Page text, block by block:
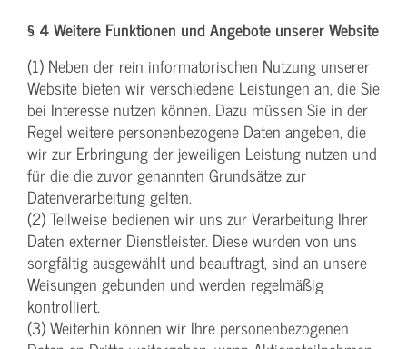
§ 4 Weitere Funktionen und Angebote unserer Website
(1) Neben der rein informatorischen Nutzung unserer
Website bieten wir verschiedene Leistungen an, die Sie
bei Interesse nutzen können. Dazu müssen Sie in der
Regel weitere personenbezogene Daten angeben, die
wir zur Erbringung der jeweiligen Leistung nutzen und
für die die zuvor genannten Grundsätze zur
Datenverarbeitung gelten.
(2) Teilweise bedienen wir uns zur Verarbeitung Ihrer
Daten externer Dienstleister. Diese wurden von uns
sorgfältig ausgewählt und beauftragt, sind an unsere
Weisungen gebunden und werden regelmäßig
kontrolliert.
(3) Weiterhin können wir Ihre personenbezogenen